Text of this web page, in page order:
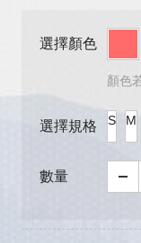
選擇顏色
顏色
選擇規格 S M
數量